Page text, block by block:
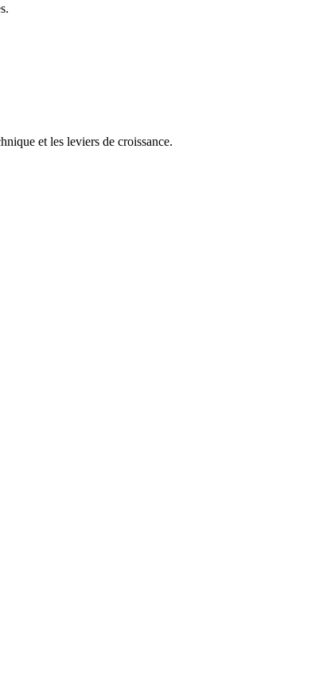
et les leviers de croissance.